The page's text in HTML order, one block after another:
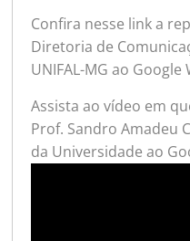
Confira nesse linka
Diretoria de
UNIFAL-MG ao Google
Assista ao vídeo em
Prof. Sandro Amadeu
da Universidade ao